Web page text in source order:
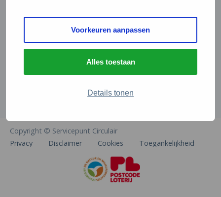
Voorkeuren aanpassen
Alles toestaan
Details tonen
De Natuur en Milieufederaties
Arthur van Schendelstraat 600
info@natuurenmilieufederaties.nl
Copyright © Servicepunt Circulair
Privacy
Disclaimer Cookies Toegankelijkheid